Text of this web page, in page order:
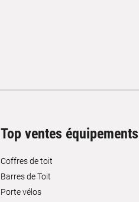
Top ventes équipements
Coffres de toit
Barres de Toit
Porte vélos